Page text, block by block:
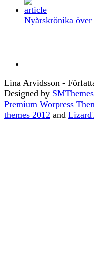
Nyårskrönika över
Lina Arvidsson -
Designed by
Premium Worpress
themes 2012 and